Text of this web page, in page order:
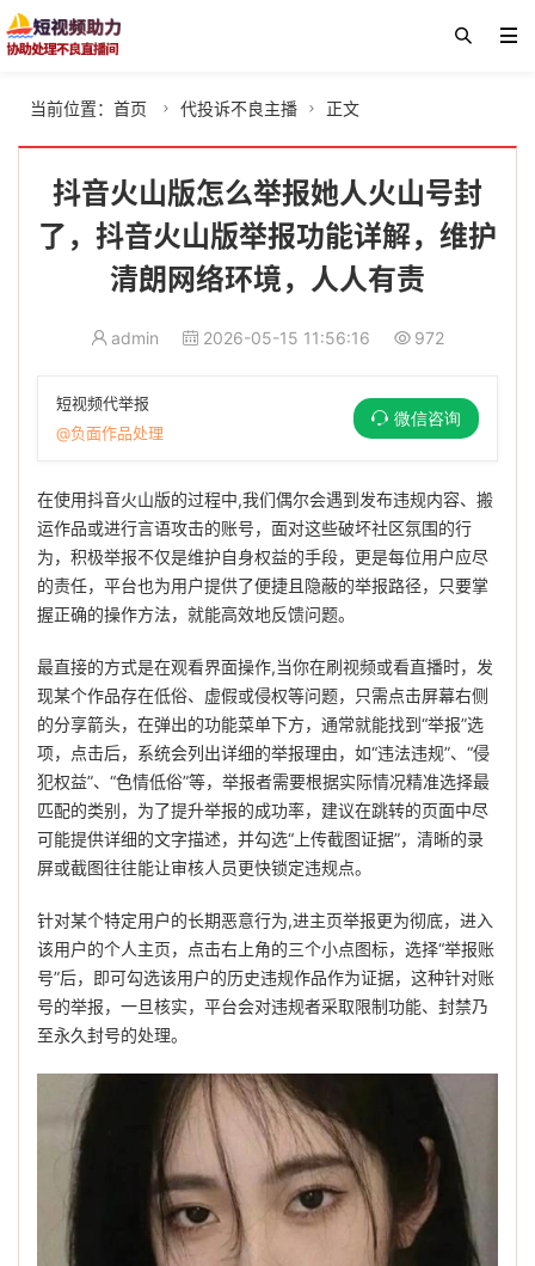
当前位置： 首页  代投诉不良主播  正文
抖音火山版怎么举报她人火山号封
了，抖音火山版举报功能详解，维护
清朗网络环境，人人有责
admin 2026-05-15 11:56:16 972
短视频代举报
@负面作品处理
微信咨询
在使用抖音火山版的过程中,我们偶尔会遇到发布违规内容、搬
运作品或进行言语攻击的账号，面对这些破坏社区氛围的行
为，积极举报不仅是维护自身权益的手段，更是每位用户应尽
的责任，平台也为用户提供了便捷且隐蔽的举报路径，只要掌
握正确的操作方法，就能高效地反馈问题。
最直接的方式是在观看界面操作,当你在刷视频或看直播时，发
现某个作品存在低俗、虚假或侵权等问题，只需点击屏幕右侧
的分享箭头，在弹出的功能菜单下方，通常就能找到“举报”选
项，点击后，系统会列出详细的举报理由，如“违法违规”、“侵
犯权益”、“色情低俗”等，举报者需要根据实际情况精准选择最
匹配的类别，为了提升举报的成功率，建议在跳转的页面中尽
可能提供详细的文字描述，并勾选“上传截图证据”，清晰的录
屏或截图往往能让审核人员更快锁定违规点。
针对某个特定用户的长期恶意行为,进主页举报更为彻底，进入
该用户的个人主页，点击右上角的三个小点图标，选择“举报账
号”后，即可勾选该用户的历史违规作品作为证据，这种针对账
号的举报，一旦核实，平台会对违规者采取限制功能、封禁乃
至永久封号的处理。